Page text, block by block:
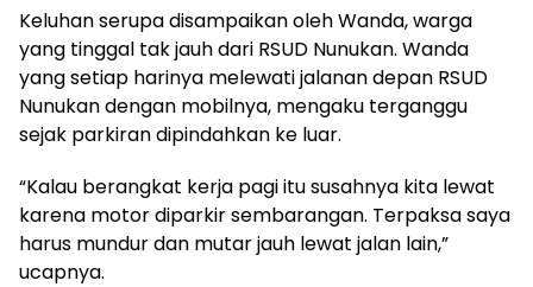
Keluhan serupa disampaikan oleh Wanda, warga
yang tinggal tak jauh dari RSUD Nunukan. Wanda
yang setiap harinya melewati jalanan depan RSUD
Nunukan dengan mobilnya, mengaku terganggu
sejak parkiran dipindahkan ke luar.
“Kalau berangkat kerja pagi itu susahnya kita lewat
karena motor diparkir sembarangan. Terpaksa saya
harus mundur dan mutar jauh lewat jalan lain,”
ucapnya.